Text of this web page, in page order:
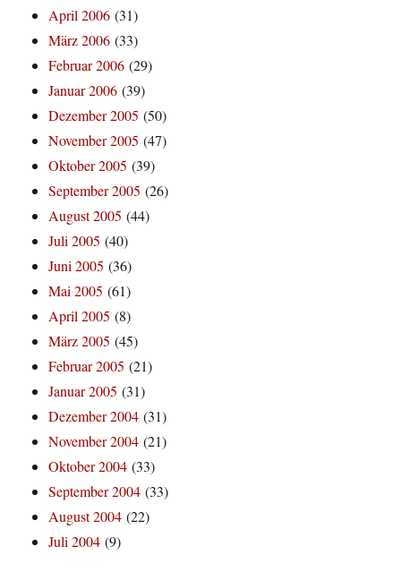
April 2006 (31)
März 2006 (33)
Februar 2006 (29)
Januar 2006 (39)
Dezember 2005 (50)
November 2005 (47)
Oktober 2005 (39)
September 2005 (26)
August 2005 (44)
Juli 2005 (40)
Juni 2005 (36)
Mai 2005 (61)
April 2005 (8)
März 2005 (45)
Februar 2005 (21)
Januar 2005 (31)
Dezember 2004 (31)
November 2004 (21)
Oktober 2004 (33)
September 2004 (33)
August 2004 (22)
Juli 2004 (9)